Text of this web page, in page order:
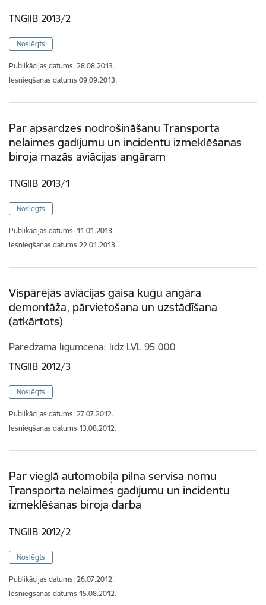
TNGIIB 2013/2
Noslēgts
Publikācijas datums: 28.08.2013.
Iesniegšanas datums 09.09.2013.
Par apsardzes nodrošināšanu Transporta
nelaimes gadījumu un incidentu izmeklēšanas
biroja mazās aviācijas angāram
TNGIIB 2013/1
Noslēgts
Publikācijas datums: 11.01.2013.
Iesniegšanas datums 22.01.2013.
Vispārējās aviācijas gaisa kuģu angāra
demontāža, pārvietošana un uzstādīšana
(atkārtots)
Paredzamā līgumcena līdz LVL 95 000
TNGIIB 2012/3
Noslēgts
Publikācijas datums: 27.07.2012.
Iesniegšanas datums 13.08.2012.
Par vieglā automobiļa pilna servisa nomu
Transporta nelaimes gadījumu un incidentu
izmeklēšanas biroja darba
TNGIIB 2012/2
Noslēgts
Publikācijas datums: 26.07.2012.
Iesniegšanas datums 15.08.2012.